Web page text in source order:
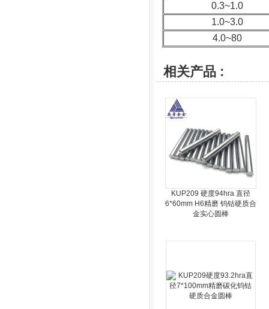
0.3~1.0
1.0~3.0
4.0~80
相关产品 :
KUP209 硬度94hra 直径
6*60mm H6精磨 钨钴硬质合
金实心圆棒